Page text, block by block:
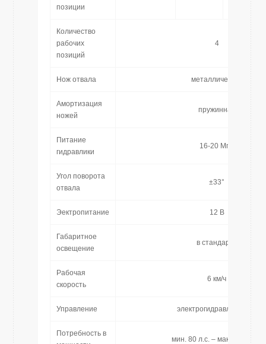
позиции
Количество
рабочих
позиций
4
Нож отвала металлический
Амортизация
ножей
пружинная
Питание
гидравлики
16-20 Мпа
Угол поворота
отвала
±33°
Эектропитание 12 В
Габаритное
освещение
в стандарте
Рабочая
скорость
6 км/ч
Управление электрогидравлическое
Потребность в
мин. 80 л.с. – макс. 150 л.с.